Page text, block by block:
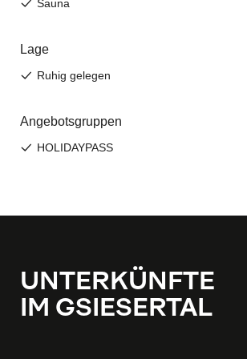
UNTERKÜNFTE
IM GSIESERTAL